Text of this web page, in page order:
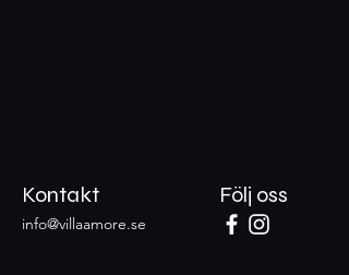
Kontakt
info@villaamore.se
Följ oss